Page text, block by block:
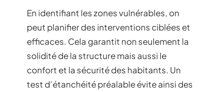
En identifiant les zones vulnérables, on
peut planifier des interventions ciblées et
efficaces. Cela garantit non seulement la
solidité de la structure mais aussi le
confort et la sécurité des habitants. Un
test d’étanchéité préalable évite ainsi des